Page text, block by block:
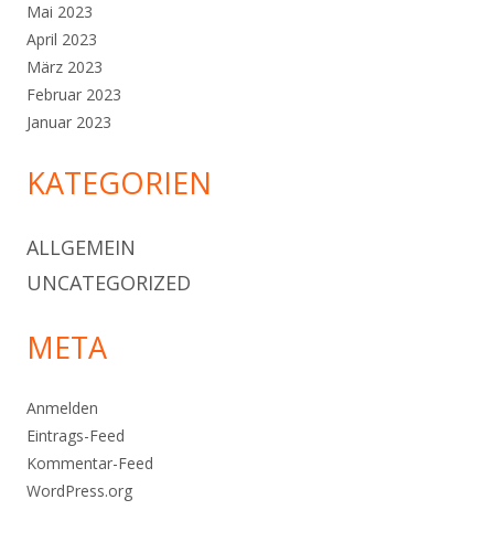
Mai 2023
April 2023
März 2023
Februar 2023
Januar 2023
KATEGORIEN
ALLGEMEIN
UNCATEGORIZED
META
Anmelden
Eintrags-Feed
Kommentar-Feed
WordPress.org